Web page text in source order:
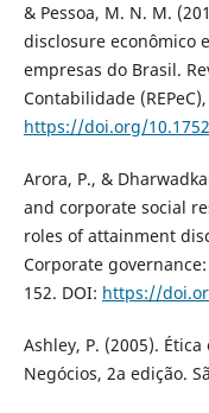
& Pessoa, M. N. M.
disclosure econômico
empresas do Brasil.
Contabilidade
https://doi.org/
Arora, P., &
and corporate social
roles of attainment
Corporate
152. DOI: https://
Ashley, P. (2005).
Negócios, 2a edição.